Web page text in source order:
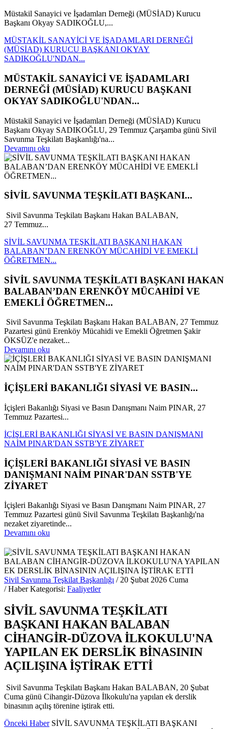
Müstakil Sanayici ve İşadamları Derneği (MÜSİAD) Kurucu
Başkanı Okyay SADIKOĞLU,...
MÜSTAKİL SANAYİCİ VE İŞADAMLARI DERNEĞİ
(MÜSİAD) KURUCU BAŞKANI OKYAY
SADIKOĞLU'NDAN...
MÜSTAKİL SANAYİCİ VE İŞADAMLARI
DERNEĞİ (MÜSİAD) KURUCU BAŞKANI
OKYAY SADIKOĞLU'NDAN...
Müstakil Sanayici ve İşadamları Derneği (MÜSİAD) Kurucu
Başkanı Okyay SADIKOĞLU, 29 Temmuz Çarşamba günü Sivil
Savunma Teşkilatı Başkanlığı'na...
Devamını oku
SİVİL SAVUNMA TEŞKİLATI BAŞKANI...
Sivil Savunma Teşkilatı Başkanı Hakan BALABAN,
27 Temmuz...
SİVİL SAVUNMA TEŞKİLATI BAŞKANI HAKAN
BALABAN’DAN ERENKÖY MÜCAHİDİ VE EMEKLİ
ÖĞRETMEN...
SİVİL SAVUNMA TEŞKİLATI BAŞKANI HAKAN
BALABAN’DAN ERENKÖY MÜCAHİDİ VE
EMEKLİ ÖĞRETMEN...
Sivil Savunma Teşkilatı Başkanı Hakan BALABAN, 27 Temmuz
Pazartesi günü Erenköy Mücahidi ve Emekli Öğretmen Şakir
ÖKSÜZ'e nezaket...
Devamını oku
İÇİŞLERİ BAKANLIĞI SİYASİ VE BASIN...
İçişleri Bakanlığı Siyasi ve Basın Danışmanı Naim PINAR, 27
Temmuz Pazartesi...
İÇİŞLERİ BAKANLIĞI SİYASİ VE BASIN DANIŞMANI
NAİM PINAR'DAN SSTB'YE ZİYARET
İÇİŞLERİ BAKANLIĞI SİYASİ VE BASIN
DANIŞMANI NAİM PINAR'DAN SSTB'YE
ZİYARET
İçişleri Bakanlığı Siyasi ve Basın Danışmanı Naim PINAR, 27
Temmuz Pazartesi günü Sivil Savunma Teşkilatı Başkanlığı'na
nezaket ziyaretinde...
Devamını oku
Sivil Savunma Teşkilat Başkanlığı / 20 Şubat 2026 Cuma
/ Haber Kategorisi: Faaliyetler
SİVİL SAVUNMA TEŞKİLATI
BAŞKANI HAKAN BALABAN
CİHANGİR-DÜZOVA İLKOKULU'NA
YAPILAN EK DERSLİK BİNASININ
AÇILIŞINA İŞTİRAK ETTİ
Sivil Savunma Teşkilatı Başkanı Hakan BALABAN, 20 Şubat
Cuma günü Cihangir-Düzova İlkokulu'na yapılan ek derslik
binasının açılış törenine iştirak etti.
Önceki Haber SİVİL SAVUNMA TEŞKİLATI BAŞKANI